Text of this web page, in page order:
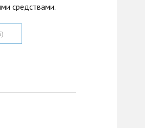
средствами.